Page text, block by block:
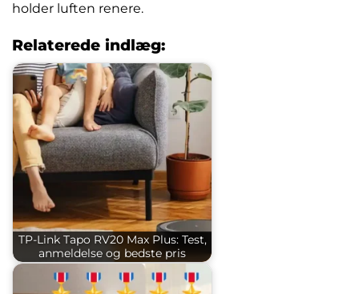
holder luften renere.
Relaterede indlæg:
TP-Link Tapo RV20 Max Plus: Test,
anmeldelse og bedste pris